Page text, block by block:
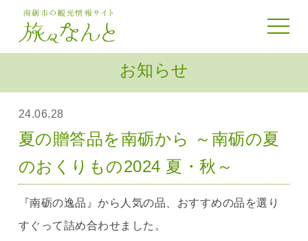
toggle
お知らせ
24.06.28
夏の贈答品を南砺から ～南砺の夏
のおくりもの2024 夏・秋～
『南砺の逸品』から人気の品、おすすめの品を選り
すぐって詰め合わせました。